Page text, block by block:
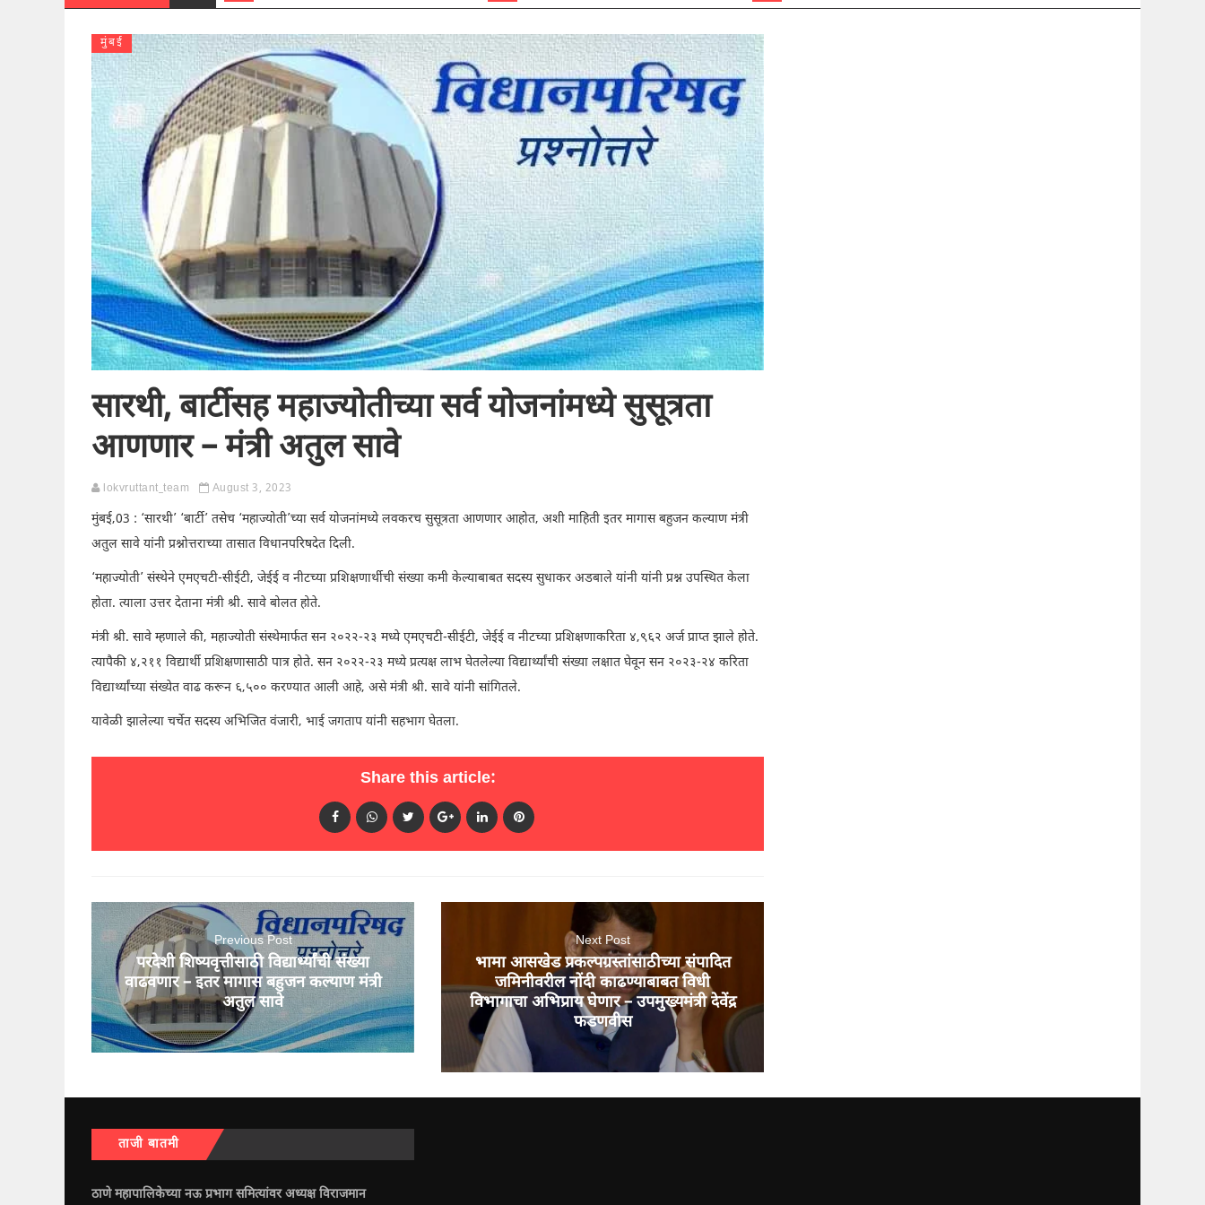
मुंबई
सारथी, बार्टीसह महाज्योतीच्या सर्व योजनांमध्ये सुसूत्रता
आणणार – मंत्री अतुल सावे
lokvruttant_team August 3, 2023
मुंबई,03 : ‘सारथी’ ‘बार्टी’ तसेच ‘महाज्योती’च्या सर्व योजनांमध्ये लवकरच सुसूत्रता आणणार आहोत, अशी माहिती इतर मागास बहुजन कल्याण मंत्री
अतुल सावे यांनी प्रश्नोत्तराच्या तासात विधानपरिषदेत दिली.
‘महाज्योती’ संस्थेने एमएचटी-सीईटी, जेईई व नीटच्या प्रशिक्षणार्थीची संख्या कमी केल्याबाबत सदस्य सुधाकर अडबाले यांनी यांनी प्रश्न उपस्थित केला
होता. त्याला उत्तर देताना मंत्री श्री. सावे बोलत होते.
मंत्री श्री. सावे म्हणाले की, महाज्योती संस्थेमार्फत सन २०२२-२३ मध्ये एमएचटी-सीईटी, जेईई व नीटच्या प्रशिक्षणाकरिता ४,९६२ अर्ज प्राप्त झाले होते.
त्यापैकी ४,२११ विद्यार्थी प्रशिक्षणासाठी पात्र होते. सन २०२२-२३ मध्ये प्रत्यक्ष लाभ घेतलेल्या विद्यार्थ्यांची संख्या लक्षात घेवून सन २०२३-२४ करिता
विद्यार्थ्यांच्या संख्येत वाढ करून ६,५०० करण्यात आली आहे, असे मंत्री श्री. सावे यांनी सांगितले.
यावेळी झालेल्या चर्चेत सदस्य अभिजित वंजारी, भाई जगताप यांनी सहभाग घेतला.
Share this article:
Previous Post
परदेशी शिष्यवृत्तीसाठी विद्यार्थ्यांची संख्या
वाढवणार – इतर मागास बहुजन कल्याण मंत्री
अतुल सावे
Next Post
भामा आसखेड प्रकल्पग्रस्तांसाठीच्या संपादित
जमिनीवरील नोंदी काढण्याबाबत विधी
विभागाचा अभिप्राय घेणार – उपमुख्यमंत्री देवेंद्र
फडणवीस
ताजी बातमी
ठाणे महापालिकेच्या नऊ प्रभाग समित्यांवर अध्यक्ष विराजमान